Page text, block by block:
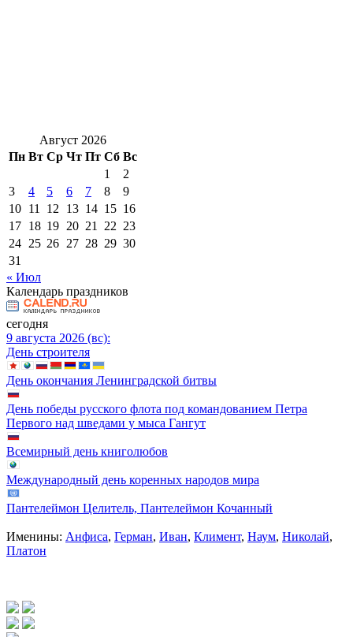
Август 2026
Пн Вт Ср Чт Пт Сб Вс
1
2
3
4 5 6 7 8
9
10 11 12 13 14 15 16
17 18 19 20 21 22 23
24 25 26 27 28 29 30
31
« Июл
Календарь праздников
сегодня
9 августа 2026 (вс):
День строителя
День окончания Ленинградской битвы
День победы русского флота под командованием Петра
Первого над шведами у мыса Гангут
Всемирный день книголюбов
Международный день коренных народов мира
Пантелеймон Целитель, Пантелеймон Кочанный
Именины: Анфиса, Герман, Иван, Климент, Наум, Николай,
Платон